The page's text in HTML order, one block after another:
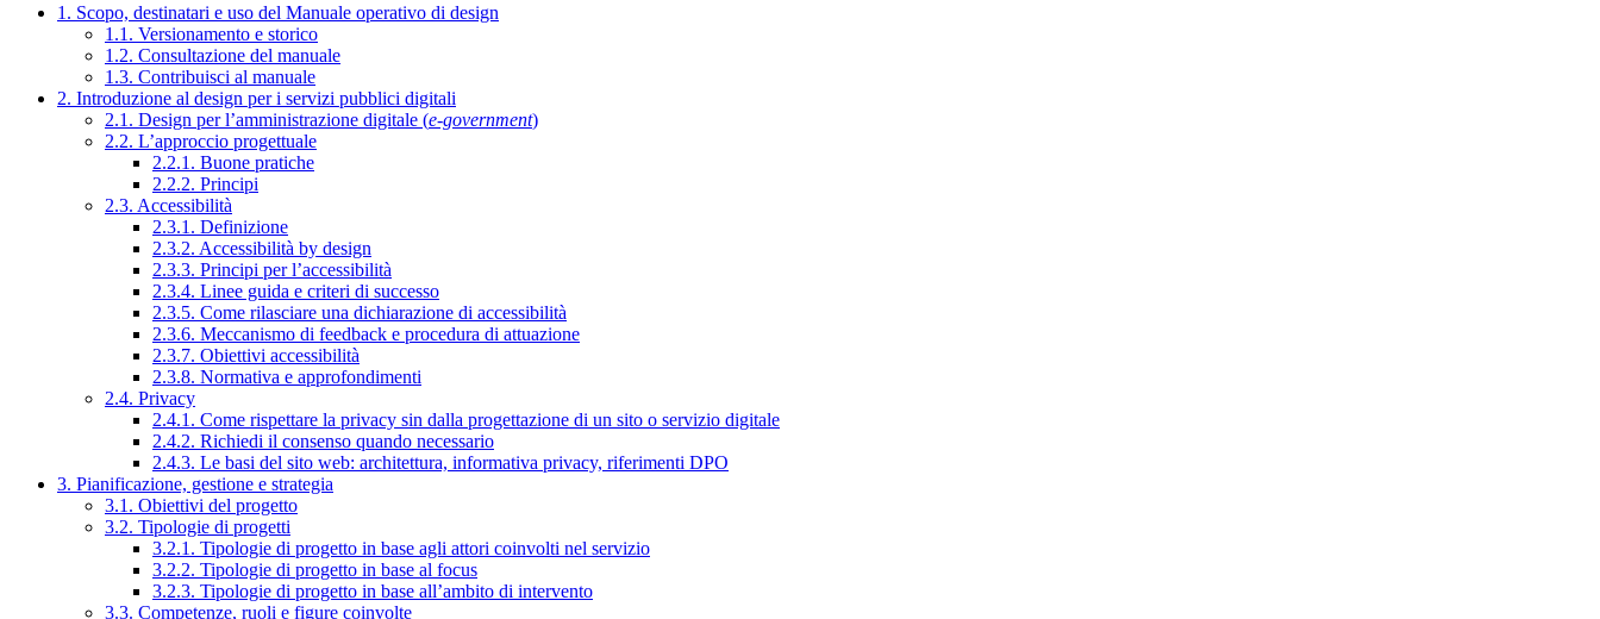
1. Scopo, destinatari e uso del Manuale operativo di design
1.1. Versionamento e storico
1.2. Consultazione del manuale
1.3. Contribuisci al manuale
2. Introduzione al design per i servizi pubblici digitali
2.1. Design per l’amministrazione digitale (e-government)
2.2. L’approccio progettuale
2.2.1. Buone pratiche
2.2.2. Principi
2.3. Accessibilità
2.3.1. Definizione
2.3.2. Accessibilità by design
2.3.3. Principi per l’accessibilità
2.3.4. Linee guida e criteri di successo
2.3.5. Come rilasciare una dichiarazione di accessibilità
2.3.6. Meccanismo di feedback e procedura di attuazione
2.3.7. Obiettivi accessibilità
2.3.8. Normativa e approfondimenti
2.4. Privacy
2.4.1. Come rispettare la privacy sin dalla progettazione di un sito o servizio digitale
2.4.2. Richiedi il consenso quando necessario
2.4.3. Le basi del sito web: architettura, informativa privacy, riferimenti DPO
3. Pianificazione, gestione e strategia
3.1. Obiettivi del progetto
3.2. Tipologie di progetti
3.2.1. Tipologie di progetto in base agli attori coinvolti nel servizio
3.2.2. Tipologie di progetto in base al focus
3.2.3. Tipologie di progetto in base all’ambito di intervento
3.3. Competenze, ruoli e figure coinvolte